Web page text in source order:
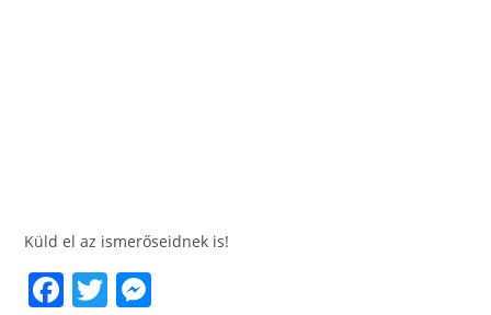
Küld el az ismerőseidnek is!
F T